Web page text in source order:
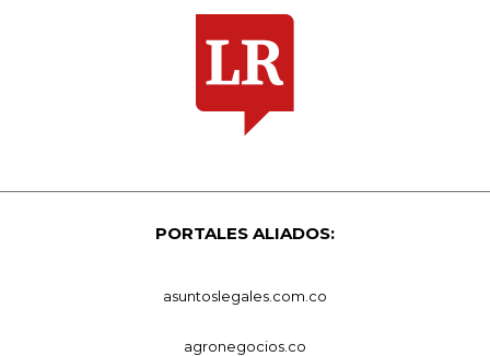
PORTALES ALIADOS:
asuntoslegales.com.co
agronegocios.co